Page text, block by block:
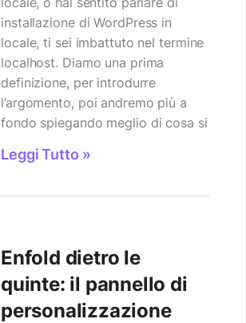
installazione di WordPress in
locale, ti sei imbattuto nel termine
localhost. Diamo una prima
definizione, per introdurre
l’argomento, poi andremo più a
fondo spiegando meglio di cosa si
Leggi Tutto »
Enfold dietro le
quinte: il pannello di
personalizzazione